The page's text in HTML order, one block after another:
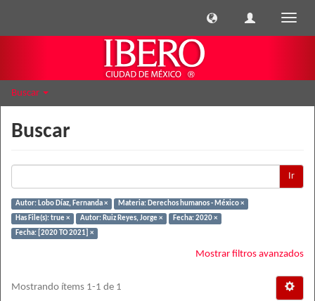
Buscar
Buscar
Ir
Autor: Lobo Díaz, Fernanda ×
Materia: Derechos humanos - México ×
Has File(s): true ×
Autor: Ruiz Reyes, Jorge ×
Fecha: 2020 ×
Fecha: [2020 TO 2021] ×
Mostrar filtros avanzados
Mostrando ítems 1-1 de 1